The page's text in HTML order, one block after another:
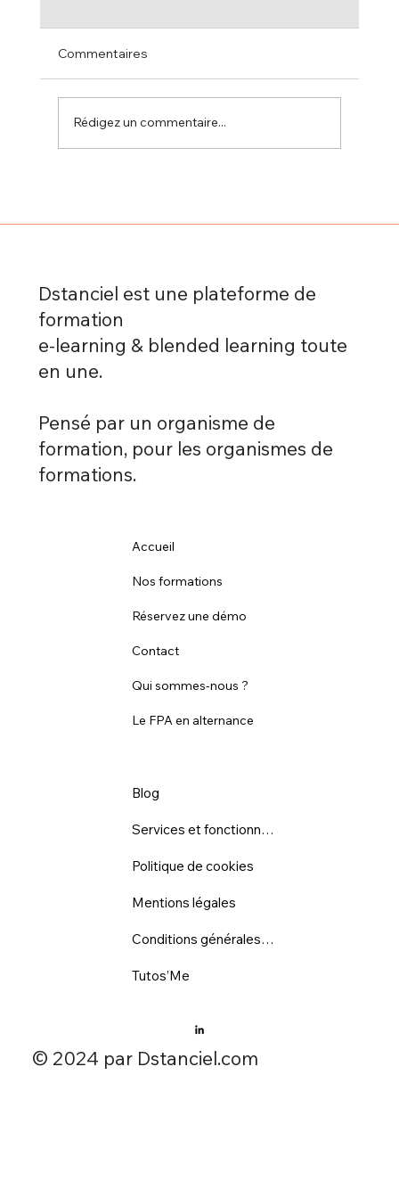
Commentaires
Rédigez un commentaire...
​© 2024 par Dstanciel.com
Blog
Services et fonctionnalités
Politique de cookies
Mentions légales
Conditions générales d'utilisation
Tutos’Me
Accueil
Nos formations
Réservez une démo
Contact
Qui sommes-nous ?
Le FPA en alternance
Dstanciel est une plateforme de
formation
e-learning & blended learning toute
en une.
Pensé par un organisme de
formation, pour les organismes de
formations.